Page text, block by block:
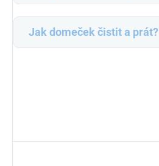
Jak domeček čistit a prát?